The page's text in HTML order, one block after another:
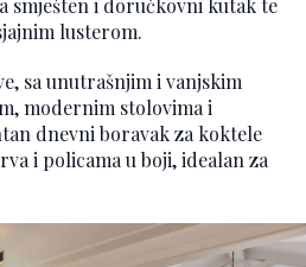
smješten i doručkovni kutak te
lusterom.
sa unutrašnjim i vanjskim
modernim stolovima i
dnevni boravak za koktele
i policama u boji, idealan za